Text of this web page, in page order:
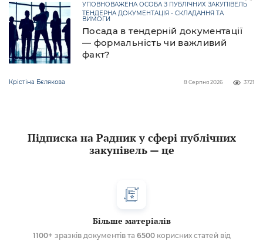
Посада в тендерній документації
— формальність чи важливий
факт?
УПОВНОВАЖЕНА ОСОБА З ПУБЛІЧНИХ ЗАКУПІВЕЛЬ
ТЕНДЕРНА ДОКУМЕНТАЦІЯ - СКЛАДАННЯ ТА
ВИМОГИ
Крістіна Бєлякова 3721
8 Серпня 2026
Підписка на Радник у сфері публічних
закупівель — це
Більше матеріалів
1100+ зразків документів та 6500корисних статей від